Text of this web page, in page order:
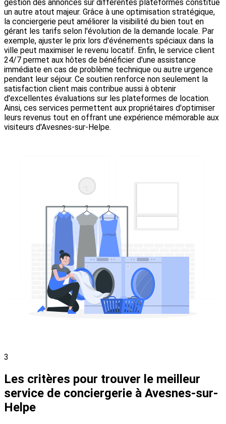
gestion des annonces sur différentes plateformes constitue
un autre atout majeur. Grâce à une optimisation stratégique,
la conciergerie peut améliorer la visibilité du bien tout en
gérant les tarifs selon l'évolution de la demande locale. Par
exemple, ajuster le prix lors d'événements spéciaux dans la
ville peut maximiser le revenu locatif. Enfin, le service client
24/7 permet aux hôtes de bénéficier d'une assistance
immédiate en cas de problème technique ou autre urgence
pendant leur séjour. Ce soutien renforce non seulement la
satisfaction client mais contribue aussi à obtenir
d'excellentes évaluations sur les plateformes de location.
Ainsi, ces services permettent aux propriétaires d'optimiser
leurs revenus tout en offrant une expérience mémorable aux
visiteurs d'Avesnes-sur-Helpe.
3
Les critères pour trouver le meilleur
service de conciergerie à Avesnes-sur-
Helpe